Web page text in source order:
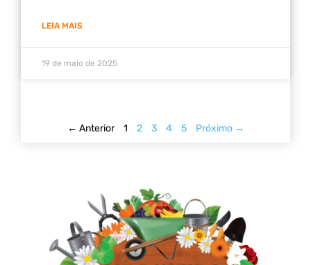
LEIA MAIS
19 de maio de 2025
← Anterior 1 2 3 4 5 Próximo →